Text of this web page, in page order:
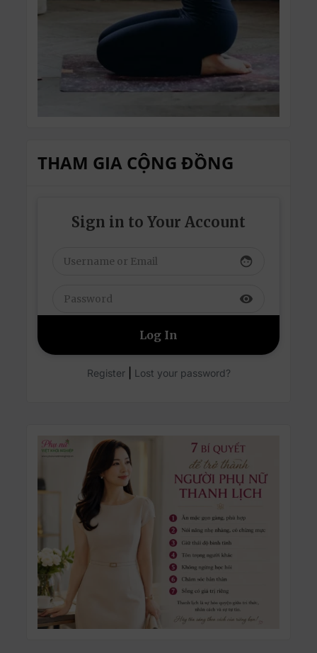
THAM GIA CỘNG ĐỒNG
Sign in to Your Account
face
visibility
Register| Lost your password?